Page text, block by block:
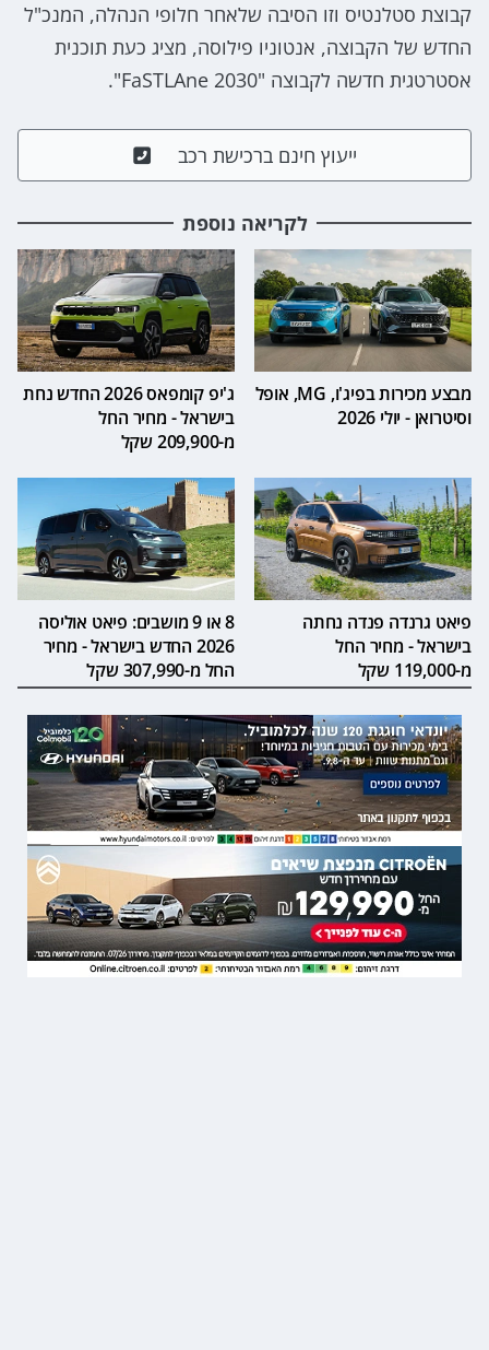
קבוצת סטלנטיס וזו הסיבה שלאחר חלופי הנהלה, המנכ"ל
החדש של הקבוצה, אנטוניו פילוסה, מציג כעת תוכנית
אסטרטגית חדשה לקבוצה "FaSTLAne 2030".
ייעוץ חינם ברכישת רכב
לקריאה נוספת
מבצע מכירות בפיג'ו, MG, אופל
וסיטרואן - יולי 2026
ג'יפ קומפאס 2026 החדש נחת
בישראל - מחיר החל
מ-209,900 שקל
פיאט גרנדה פנדה נחתה
בישראל - מחיר החל
מ-119,000 שקל
8 או 9 מושבים: פיאט אוליסה
2026 החדש בישראל - מחיר
החל מ-307,990 שקל